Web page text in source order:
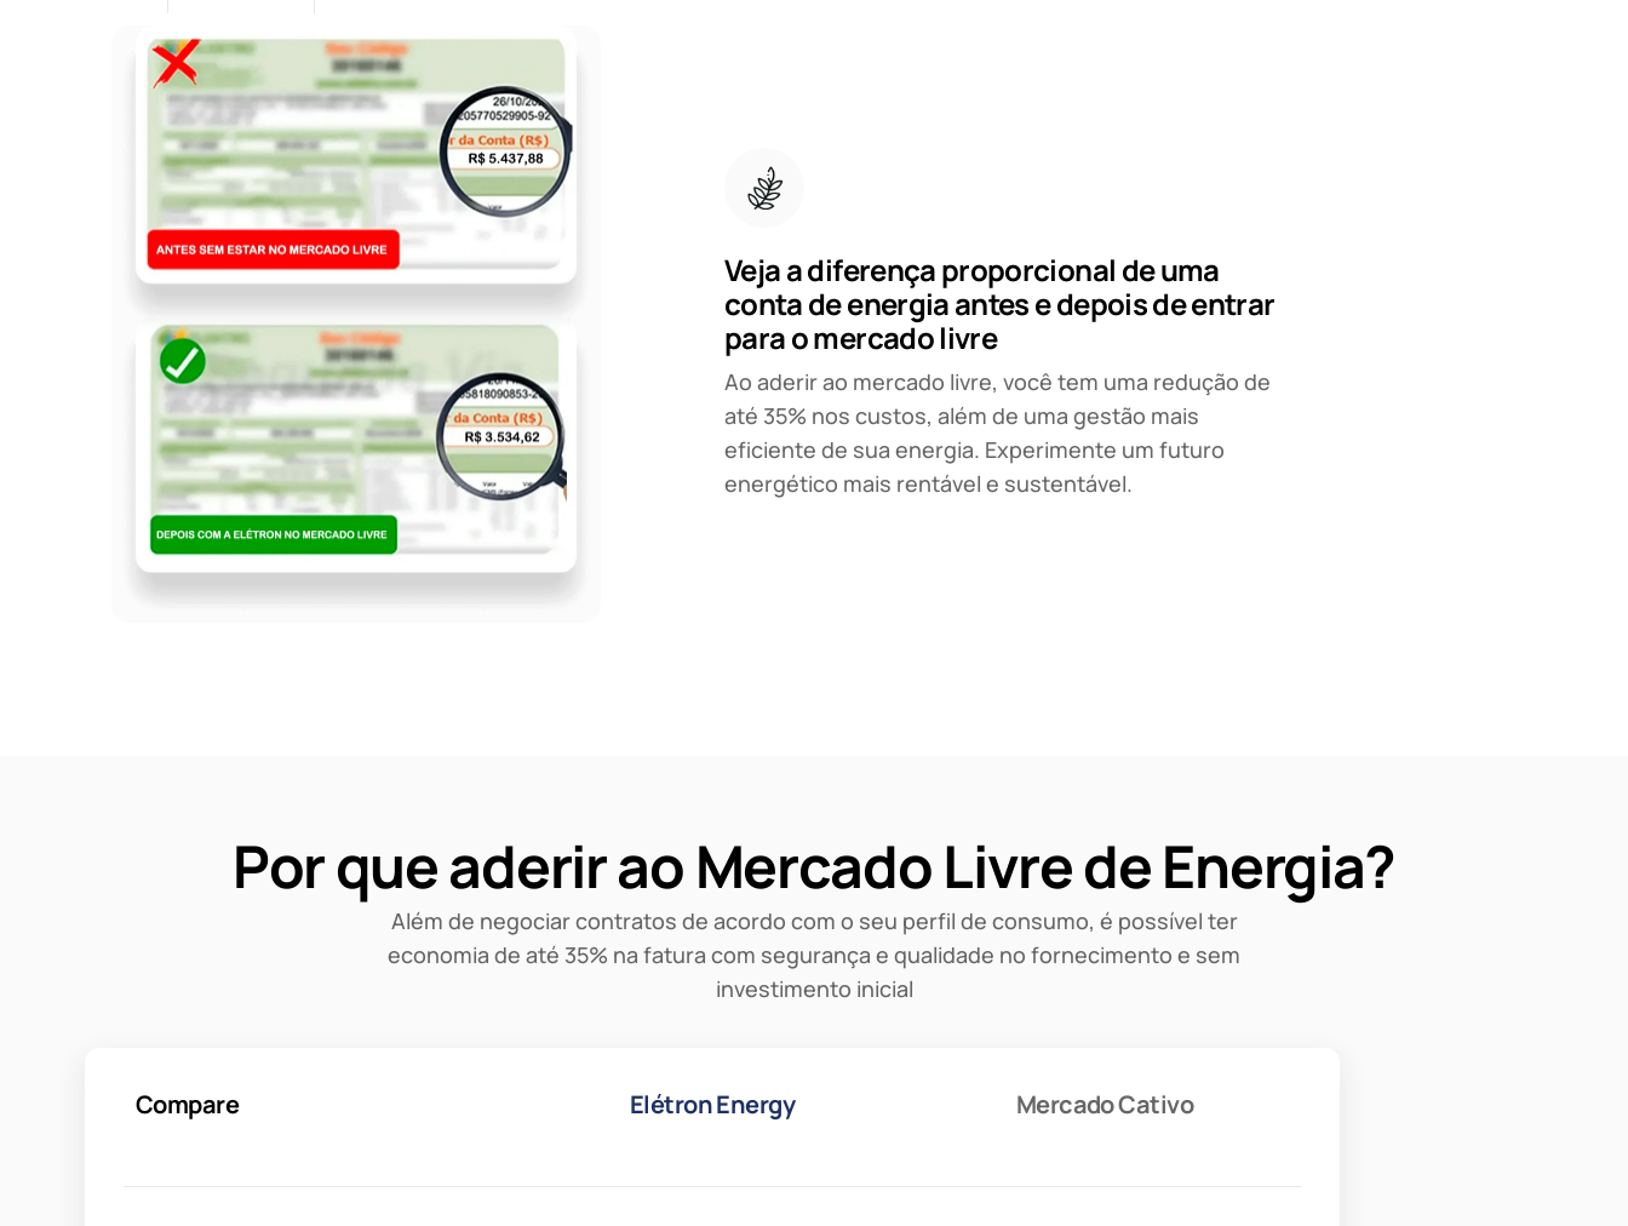
Veja a diferença proporcional de uma
conta de energia antes e depois de entrar
para o mercado livre
Ao aderir ao mercado livre, você tem uma redução de
até 35% nos custos, além de uma gestão mais
eficiente de sua energia. Experimente um futuro
energético mais rentável e sustentável.
Por que aderir ao Mercado Livre de Energia?
Além de negociar contratos de acordo com o seu perfil de consumo, é possível ter
economia de até 35% na fatura com segurança e qualidade no fornecimento e sem
investimento inicial
Compare Elétron Energy Mercado Cativo